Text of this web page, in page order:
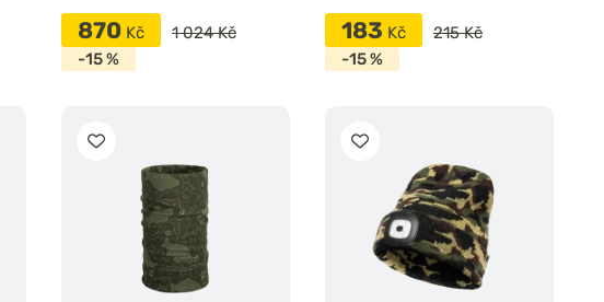
870 Kč
1 024 Kč
-15 %
183 Kč
215 Kč
-15 %